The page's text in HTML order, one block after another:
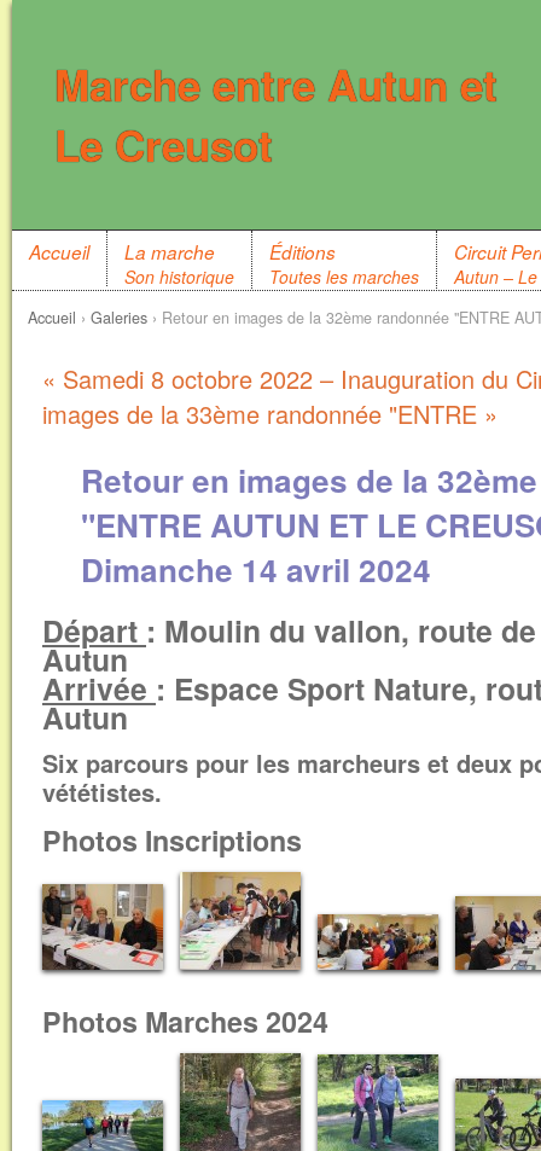
Marche entre Autun et
Le Creusot
Accueil La marche
Son historique
Éditions
Toutes les marches
Circuit
Autun –
Accueil › Galeries› Retour en images de la 32ème randonnée "ENTRE
« Samedi 8 octobre 2022 – Inauguration du
images de la 33ème randonnée "ENTRE »
Retour en images de la
"ENTRE AUTUN ET LE
Dimanche 14 avril 2024
Départ : Moulin du vallon, route
Autun
Arrivée : Espace Sport Nature,
Autun
Six parcours pour les marcheurs et deux
vététistes.
Photos Inscriptions
Photos Marches 2024